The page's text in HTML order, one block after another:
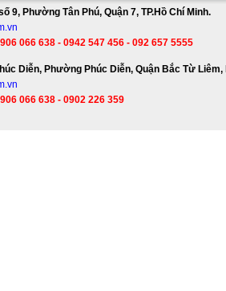
9, Phường Tân Phú, Quận 7, TP.Hồ Chí Minh.
066 638 - 0942 547 456 - 092 657 5555
Diễn, Phường Phúc Diễn, Quận Bắc Từ Liêm,
066 638 - 0902 226 359